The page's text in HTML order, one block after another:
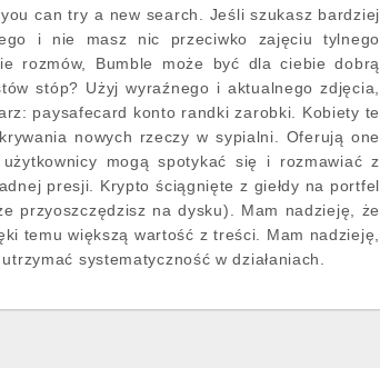
can try a new search. Jeśli szukasz bardziej
i nie masz nic przeciwko zajęciu tylnego
rozmów, Bumble może być dla ciebie dobrą
stóp? Użyj wyraźnego i aktualnego zdjęcia,
paysafecard konto randki zarobki. Kobiety te
nowych rzeczy w sypialni. Oferują one
mogą spotykać się i rozmawiać z
presji. Krypto ściągnięte z giełdy na portfel
przyoszczędzisz na dysku). Mam nadzieję, że
temu większą wartość z treści. Mam nadzieję,
systematyczność w działaniach.